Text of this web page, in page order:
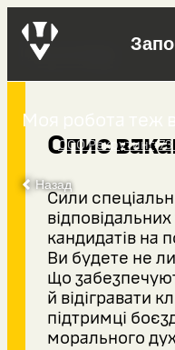
ССО Рекрутинг›
Назад
Кухар
Моя робота теж
Опис
Сили
кандидатів на
Ви будете не
що
й відігравати
підтримці
морального